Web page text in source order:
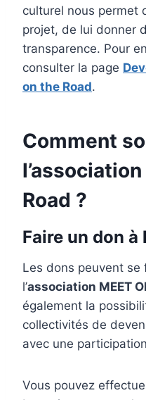
culturel nous permet
projet, de lui donner
transparence. Pour
consulter la page
on the Road.
Comment
Road ?
Faire un don à
Les dons peuvent se
l’association MEET
également la
collectivités de
avec une
Vous pouvez